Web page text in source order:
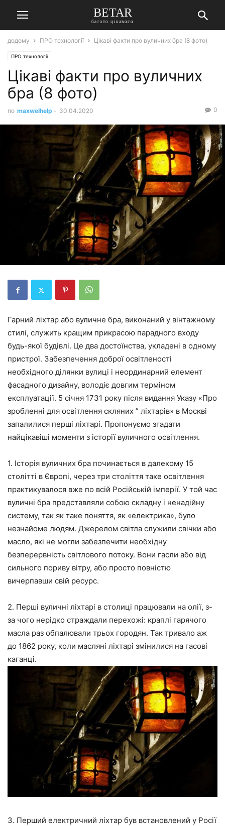
BETAR
багато цікавого
додому ПРО технології Цікаві факти про вуличних бра (8 фото)
ПРО технології
Цікаві факти про вуличних
бра (8 фото)
по maxwelhelp - 30.04.2020 0
Гарний ліхтар або вуличне бра, виконаний у вінтажному
стилі, служить кращим прикрасою парадного входу
будь-якої будівлі. Це два достоїнства, укладені в одному
пристрої. Забезпечення доброї освітленості
необхідного ділянки вулиці і неординарний елемент
фасадного дизайну, володіє довгим терміном
експлуатації. 5 січня 1731 року після видання Указу «Про
зробленні для освітлення скляних ” ліхтарів» в Москві
запалилися перші ліхтарі. Пропонуємо згадати
найцікавіші моменти з історії вуличного освітлення.
1. Історія вуличних бра починається в далекому 15
столітті в Європі, через три століття таке освітлення
практикувалося вже по всій Російській імперії. У той час
вуличні бра представляли собою складну і ненадійну
систему, так як таке поняття, як «електрика», було
незнайоме людям. Джерелом світла служили свічки або
масло, які не могли забезпечити необхідну
безперервність світлового потоку. Вони гасли або від
сильного пориву вітру, або просто повністю
вичерпавши свій ресурс.
2. Перші вуличні ліхтарі в столиці працювали на олії, з-
за чого нерідко страждали перехожі: краплі гарячого
масла раз обпалювали трьох городян. Так тривало аж
до 1862 року, коли масляні ліхтарі змінилися на гасові
каганці.
3. Перший електричний ліхтар був встановлений у Росії